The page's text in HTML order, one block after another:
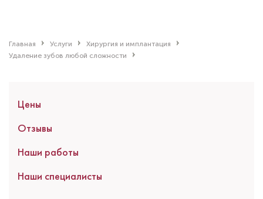
Главная Услуги
Хирургия и имплантация
Удаление зубов любой сложности
Цены
Отзывы
Наши работы
Наши специалисты